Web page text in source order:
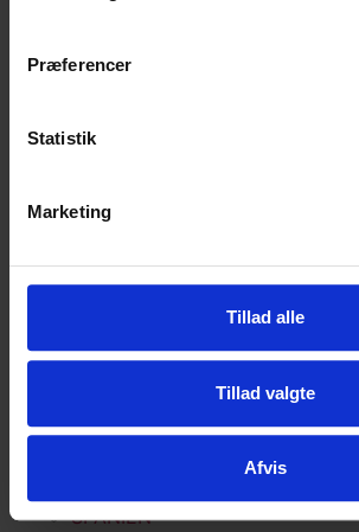
Præferencer
Statistik
Marketing
Tillad alle
Tillad valgte
Afvis
SPANIEN
HARLEY DAVIDSON
LEJE AF MC
ALPERNE
IRLAND
NORGE
SPANIEN